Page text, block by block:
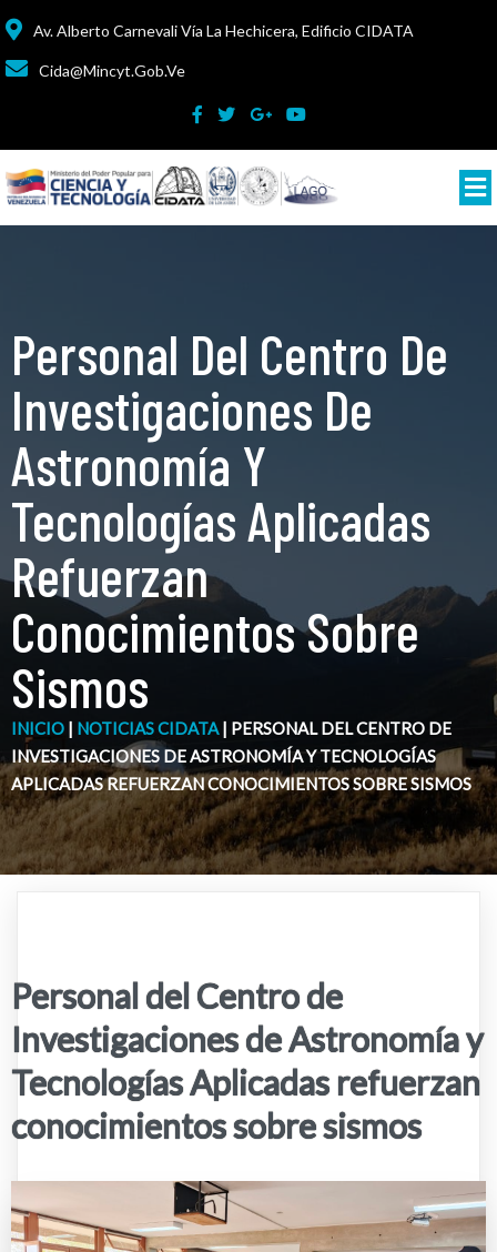
Av. Alberto Carnevali Vía La Hechicera, Edificio CIDATA
Cida@mincyt.gob.ve
Personal Del Centro De
Investigaciones De
Astronomía Y
Tecnologías Aplicadas
Refuerzan
Conocimientos Sobre
Sismos
INICIO | NOTICIAS CIDATA | PERSONAL DEL CENTRO DE
INVESTIGACIONES DE ASTRONOMÍA Y TECNOLOGÍAS
APLICADAS REFUERZAN CONOCIMIENTOS SOBRE SISMOS
Personal del Centro de
Investigaciones de Astronomía y
Tecnologías Aplicadas refuerzan
conocimientos sobre sismos